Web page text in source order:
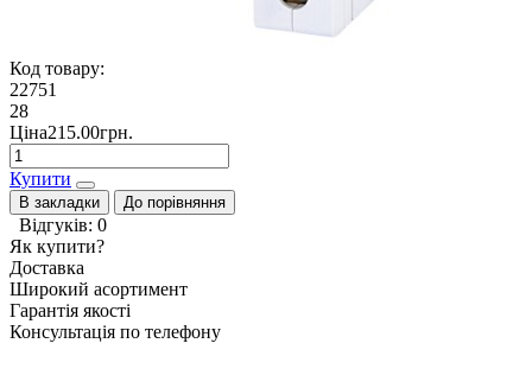
Код товару:
22751
28
Ціна215.00грн.
Купити
В закладки До порівняння
Відгуків: 0
Як купити?
Доставка
Широкий асортимент
Гарантія якості
Консультація по телефону